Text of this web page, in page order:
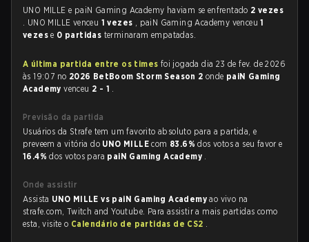
UNO MILLE e paiN Gaming Academy haviam se enfrentado 2 vezes
. UNO MILLE venceu 1 vezes , paiN Gaming Academy venceu1
vezese 0 partidas terminaram empatadas.
A última partida entre os times foi jogada dia 23 de fev. de 2026
às 19:07 no 2026 BetBoom Storm Season 2onde paiN Gaming
Academyvenceu 2 - 1 .
Previsão da partida
Usuários da Strafe tem um favorito absoluto para a partida, e
preveem a vitória do UNO MILLEcom 83.6%dos votos a seu favor e
16.4%dos votos para paiN Gaming Academy .
Onde assistir
Assista UNO MILLE vs paiN Gaming Academyao vivo na
strafe.com, Twitch and Youtube. Para assistir a mais partidas como
esta, visite o Calendário de partidas de CS2 .